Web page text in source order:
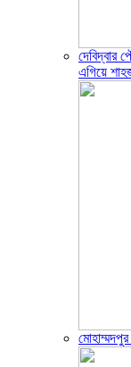
দেবিদ্বার
এগিয়ে